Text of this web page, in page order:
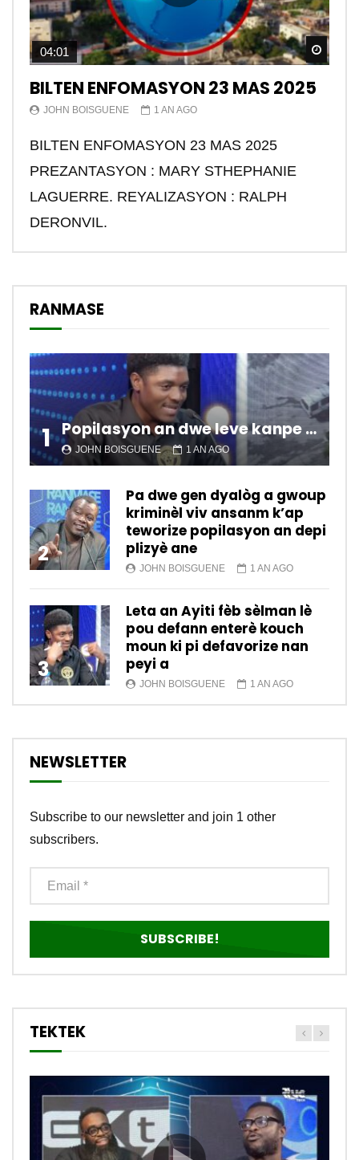
04:01
BILTEN ENFOMASYON 23 MAS 2025
JOHN BOISGUENE 1 AN AGO
BILTEN ENFOMASYON 23 MAS 2025
PREZANTASYON : MARY STHEPHANIE
LAGUERRE. REYALIZASYON : RALPH
DERONVIL.
RANMASE
1 Popilasyon an dwe leve kanpe pou chanje sitiyasyon kawotik l’ap viv nan peyi a.
JOHN BOISGUENE 1 AN AGO
2
Pa dwe gen dyalòg a gwoup
kriminèl viv ansanm k’ap
teworize popilasyon an depi
plizyè ane
JOHN BOISGUENE 1 AN AGO
3
Leta an Ayiti fèb sèlman lè
pou defann enterè kouch
moun ki pi defavorize nan
peyi a
JOHN BOISGUENE 1 AN AGO
NEWSLETTER
Subscribe to our newsletter and join 1 other
subscribers.
TEKTEK